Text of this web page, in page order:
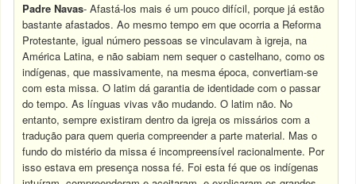
Padre Navas- Afastá-los mais é um pouco difícil, porque já estão
bastante afastados. Ao mesmo tempo em que ocorria a Reforma
Protestante, igual número pessoas se vinculavam à igreja, na
América Latina, e não sabiam nem sequer o castelhano, como os
indígenas, que massivamente, na mesma época, convertiam-se
com esta missa. O latim dá garantia de identidade com o passar
do tempo. As línguas vivas vão mudando. O latim não. No
entanto, sempre existiram dentro da igreja os missários com a
tradução para quem queria compreender a parte material. Mas o
fundo do mistério da missa é incompreensível racionalmente. Por
isso estava em presença nossa fé. Foi esta fé que os indígenas